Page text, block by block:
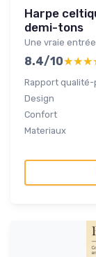
Harpe
demi-tons
Une vraie
8.4/10
Rapport qualité-
Design
Confort
Materiaux